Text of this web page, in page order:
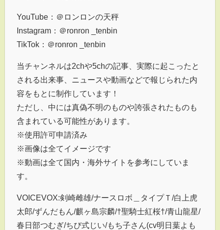
YouTube：＠ロンロンの天秤
Instagram：＠ronron _tenbin
TikTok：＠ronron _tenbin
当チャンネルは2chや5chの記事、実際に起こったと
される出来事、ニュースや動画などで報じられた内
容をもとに制作しています！
ただし、中には真偽不明のものや誇張されたものも
含まれている可能性があります。
※使用許可申請済み
※画像は全てイメージです
※動画は全て国内・海外サイトを参考にしていま
す。
VOICEVOX:剣崎雌雄/ナースロボ＿タイプＴ/白上虎
太郎/ずんだもん/麒ヶ島宗麟/†聖騎士紅桜†/青山龍星/
春日部つむぎ/ちび式じい/もち子さん(cv明日葉よも